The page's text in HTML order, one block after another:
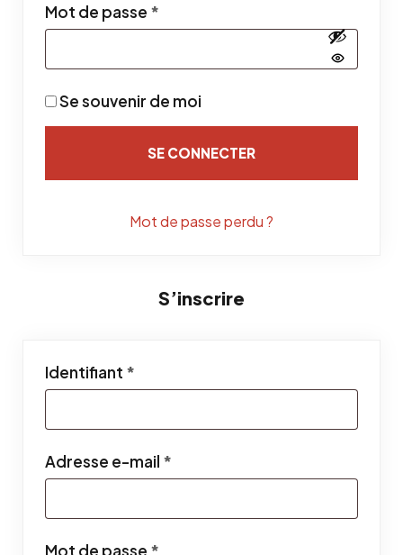
Mot de passe *
Se souvenir de moi
SE CONNECTER
Mot de passe perdu ?
S’inscrire
Identifiant *
Adresse e-mail *
Mot de passe *